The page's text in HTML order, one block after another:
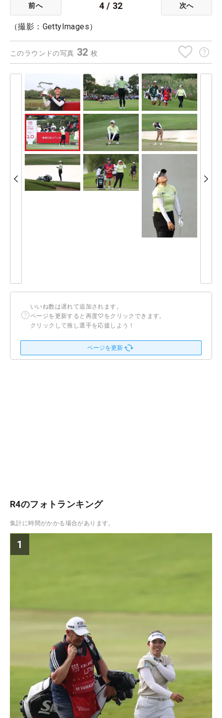
前へ 4 / 32 次へ
（撮影：GettyImages）
このラウンドの写真 32枚
いいね数は遅れて追加されます。
ページを更新すると再度♡をクリックできます。
クリックして推し選手を応援しよう！
ページを更新
R4のフォトランキング
集計に時間がかかる場合があります。
1